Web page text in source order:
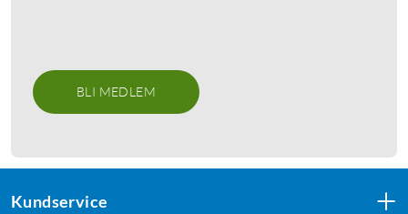
BLI MEDLEM
Kundservice